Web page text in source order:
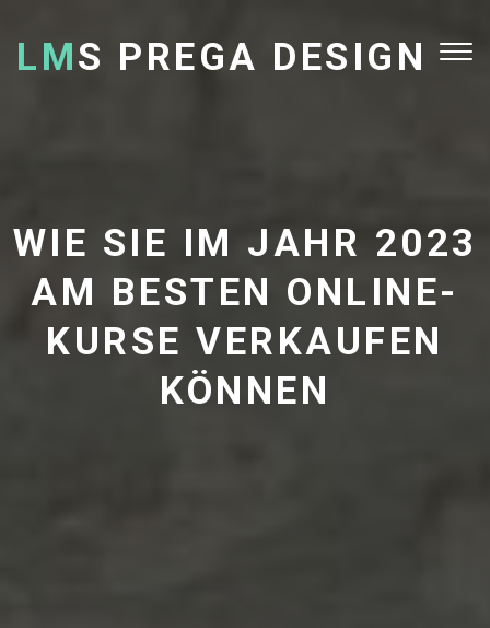
LMS PREGA DESIGN
WIE SIE IM JAHR 2023
AM BESTEN ONLINE-
KURSE VERKAUFEN
KÖNNEN